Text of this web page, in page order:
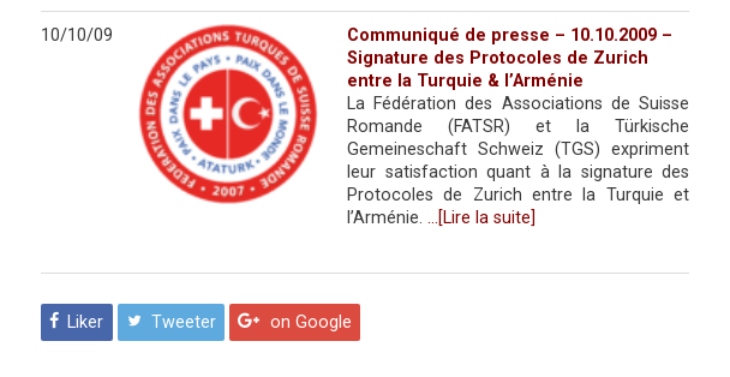
10/10/09
Communiqué de presse – 10.10.2009 –
Signature des Protocoles de Zurich
entre la Turquie & l’Arménie
La Fédération des Associations de Suisse
Romande (FATSR) et la Türkische
Gemeineschaft Schweiz (TGS) expriment
leur satisfaction quant à la signature des
Protocoles de Zurich entre la Turquie et
l’Arménie. …[Lire la suite]
Liker Tweeter on Google